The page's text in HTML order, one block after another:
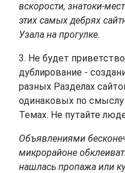
вскорости, знатоки-
этих самых дебрях
Узала на прогулке.
3. Не будет
дублирование -
разных Разделах
одинаковых по
Темах. Не путайте
Объявлениями
микрорайоне
нашлась пропажа или